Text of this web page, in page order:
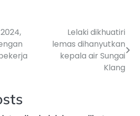
Lelaki dikhuatiri
lemas dihanyutkan
kepala air Sungai
Klang